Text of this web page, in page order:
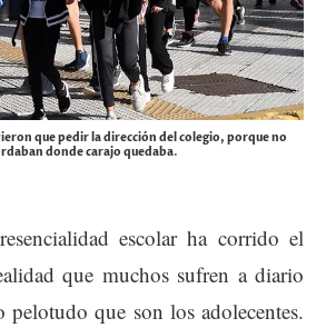
que pedir la dirección del colegio, porque no
donde carajo quedaba.
escolar ha corrido el
que muchos sufren a diario
pelotudo que son los adolecentes.